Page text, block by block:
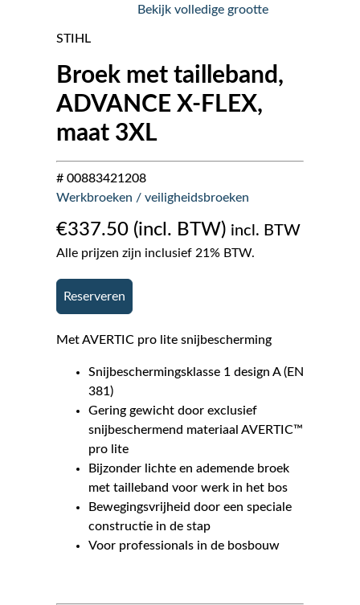
Bekijk volledige grootte
STIHL
Broek met tailleband,
ADVANCE X-FLEX,
maat 3XL
# 00883421208
Werkbroeken / veiligheidsbroeken
€337.50 incl. BTW
Alle prijzen zijn inclusief 21% BTW.
Reserveren
Met AVERTIC pro lite snijbescherming
Snijbeschermingsklasse 1 design A (EN
381)
Gering gewicht door exclusief
snijbeschermend materiaal AVERTIC™
pro lite
Bijzonder lichte en ademende broek
met tailleband voor werk in het bos
Bewegingsvrijheid door een speciale
constructie in de stap
Voor professionals in de bosbouw